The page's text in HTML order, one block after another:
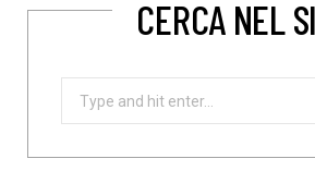
CERCA NEL